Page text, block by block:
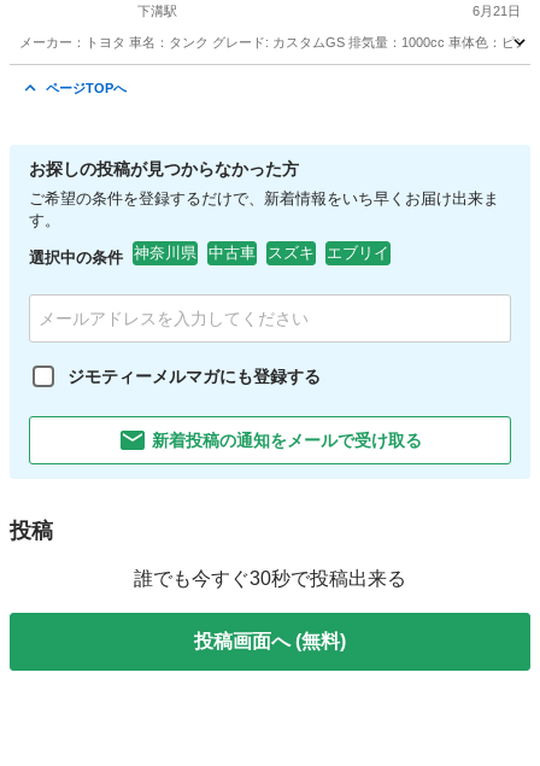
下溝駅 6月21日
メーカー：トヨタ 車名：タンク グレード: カスタムGS 排気量：1000cc 車体色：ピ
ページTOPへ
お探しの投稿が見つからなかった方
ご希望の条件を登録するだけで、新着情報をいち早くお届け出来ま
す。
選択中の条件 神奈川県 中古車 スズキ エブリイ
ジモティーメルマガにも登録する
新着投稿の通知をメールで受け取る
投稿
誰でも今すぐ30秒で投稿出来る
投稿画面へ (無料)